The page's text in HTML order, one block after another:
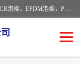
深圳市利源胶粘制品有限公司专业生产，井上泡棉，CR泡棉，EPDM泡棉，PORON泡棉厚度剖切，公差正负0.1mm，硅胶条，脚垫，异形一次成型，雕刻EVA海绵；包装材料:精密仪器、医疗器具、运输时缓冲、防震材料。建筑:住房装潢材料、房屋门窗密封；轻便、强韧性：轻便并且具有较强的韧性，良好的耐油性与耐溶剂性。隔热性：导热性低具有优越的保温性，具有的回弹性。